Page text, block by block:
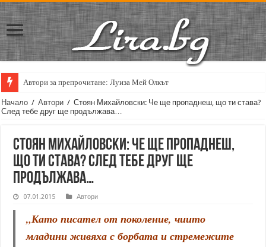
Автори за препрочитане: Луиза Мей Олкът
Кирил Кадийски: „Плачът на големия поет винаги е и сила, и
Начало / Автори / Стоян Михайловски: Че ще пропаднеш, що ти става?
След тебе друг ще продължава…
Стоян Михайловски: Че ще пропаднеш,
що ти става? След тебе друг ще
продължава…
07.01.2015 Автори
„Като писател от поколение, чиито
младини живяха с борбата и стремежите